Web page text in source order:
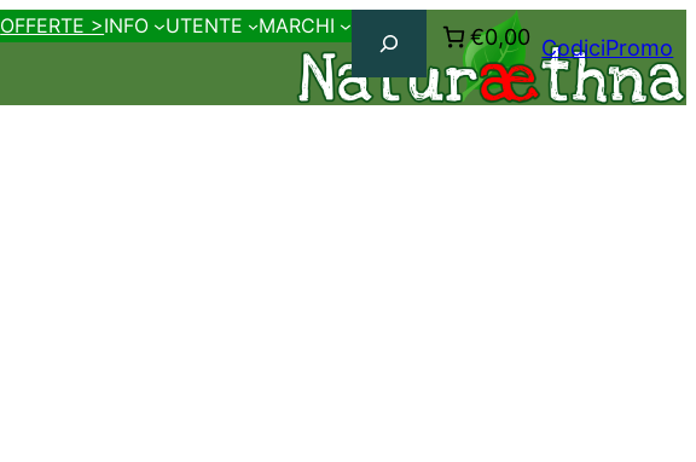
OFFERTE >INFO UTENTE MARCHI Cerca €0,00 CodiciPromo